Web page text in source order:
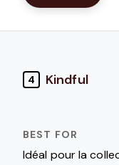
4 Kindful
Idéal pour la